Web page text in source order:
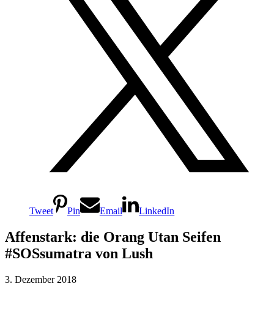
Tweet Pin Email LinkedIn
Affenstark: die Orang Utan Seifen
#SOSsumatra von Lush
3. Dezember 2018